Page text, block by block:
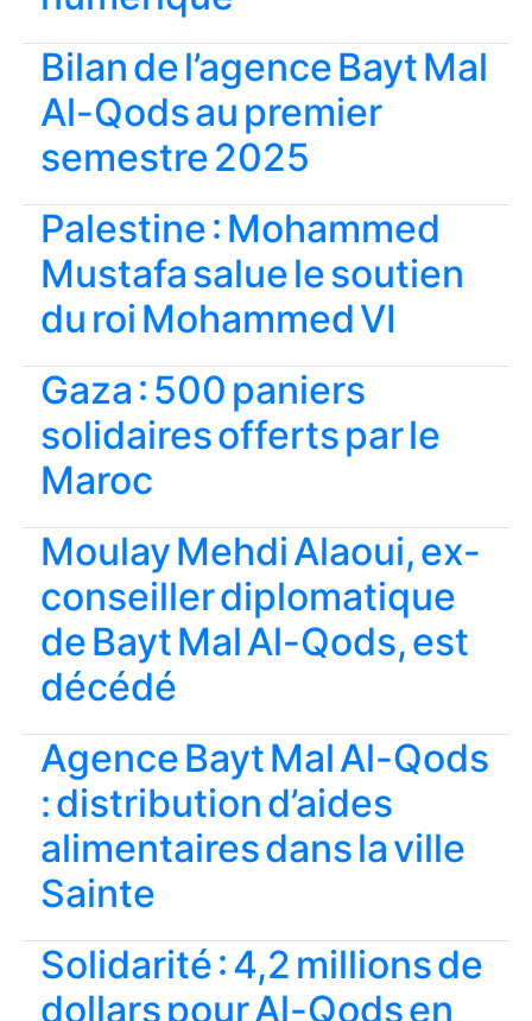
Bilan de l’agence Bayt Mal
Al-Qods au premier
semestre 2025
Palestine : Mohammed
Mustafa salue le soutien
du roi Mohammed VI
Gaza : 500 paniers
solidaires offerts par le
Maroc
Moulay Mehdi Alaoui, ex-
conseiller diplomatique
de Bayt Mal Al-Qods, est
décédé
Agence Bayt Mal Al-Qods
: distribution d’aides
alimentaires dans la ville
Sainte
Solidarité : 4,2 millions de
dollars pour Al-Qods en